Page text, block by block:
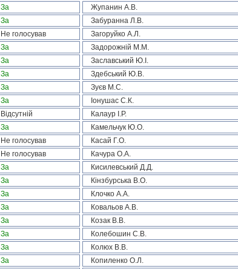
За Жупанин А.В.
За Забуранна Л.В.
Не голосував Загоруйко А.Л.
За Задорожній М.М.
За Заславський Ю.І.
За Здебський Ю.В.
За Зуєв М.С.
За Іонушас С.К.
Відсутній Калаур І.Р.
За Камельчук Ю.О.
Не голосував Касай Г.О.
Не голосував Качура О.А.
За Кисилевський Д.Д.
За Кінзбурська В.О.
За Клочко А.А.
За Ковальов А.В.
За Козак В.В.
За Колебошин С.В.
За Колюх В.В.
За Копиленко О.Л.